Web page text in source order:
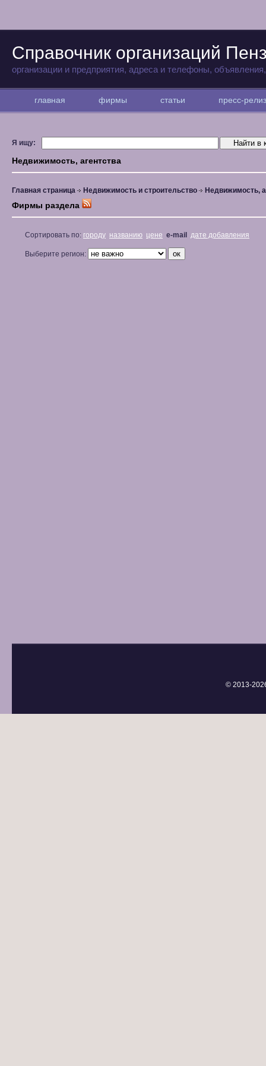
Справочник организаций
организации и предприятия, адреса и телефоны,
главная фирмы статьи пресс-
Я ищу:
Недвижимость, агентства
Главная страница Недвижимость и строительство Недвижимость,
Фирмы раздела
Сортировать по: городу названию цене e-mail дате добавления
Выберите регион:
© 2013-